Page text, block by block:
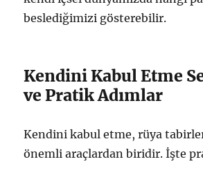
beslediğimizi gösterebilir.
Kendini Kabul Etme
ve Pratik Adımlar
Kendini kabul etme, rüya
önemli araçlardan biridir. İşte